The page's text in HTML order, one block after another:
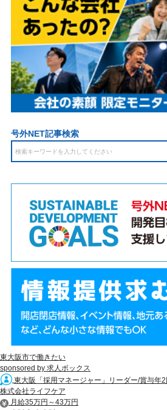
号外NET記事検索
東大阪市で働きたい
sponsored by 求人ボックス
東大阪「採用マネージャー」リーダー/賞与年
株式会社ライフケア
月給35万円～43万円